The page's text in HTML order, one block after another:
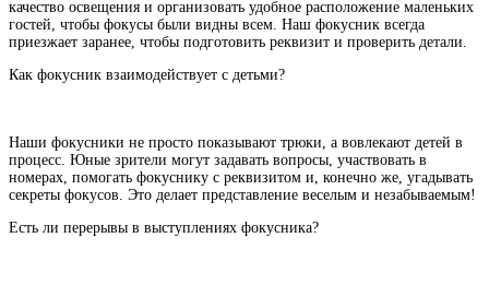
качество освещения и организовать удобное расположение маленьких
гостей, чтобы фокусы были видны всем. Наш фокусник всегда
приезжает заранее, чтобы подготовить реквизит и проверить детали.
Как фокусник взаимодействует с детьми?
Наши фокусники не просто показывают трюки, а вовлекают детей в
процесс. Юные зрители могут задавать вопросы, участвовать в
номерах, помогать фокуснику с реквизитом и, конечно же, угадывать
секреты фокусов. Это делает представление веселым и незабываемым!
Есть ли перерывы в выступлениях фокусника?